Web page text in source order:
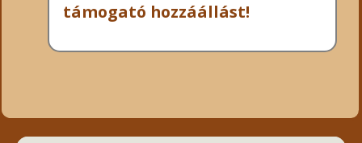
támogató hozzáállást!